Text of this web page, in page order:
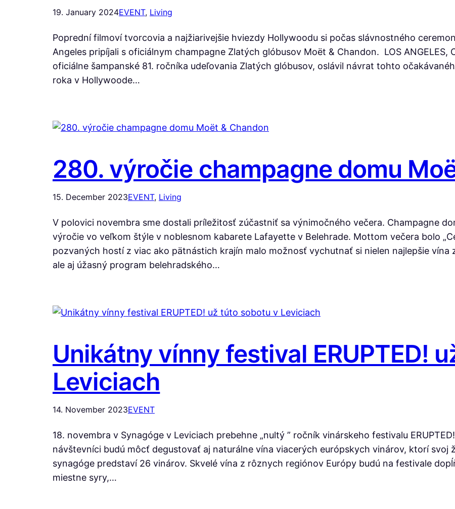
19. January 2024EVENT, Living
Poprední filmoví tvorcovia a najžiarivejšie hviezdy Hollywoodu si počas slávnostného
Angeles pripíjali s oficiálnym champagne Zlatých glóbusov Moët & Chandon. LOS ANGELES,
oficiálne šampanské 81. ročníka udeľovania Zlatých glóbusov, oslávil návrat tohto
roka v Hollywoode…
280. výročie champagne domu
15. December 2023EVENT, Living
V polovici novembra sme dostali príležitosť zúčastniť sa výnimočného večera. Champagne
výročie vo veľkom štýle v noblesnom kabarete Lafayette v Belehrade. Mottom večera bolo
pozvaných hostí z viac ako pätnástich krajín malo možnosť vychutnať si nielen najlepšie vína
ale aj úžasný program belehradského…
Unikátny vínny festival ERUPTED!
Leviciach
14. November 2023EVENT
18. novembra v Synagóge v Leviciach prebehne „nultý ” ročník vinárskeho festivalu
návštevníci budú môcť degustovať aj naturálne vína viacerých európskych vinárov, ktorí svoj
synagóge predstaví 26 vinárov. Skvelé vína z rôznych regiónov Európy budú na festivale
miestne syry,…